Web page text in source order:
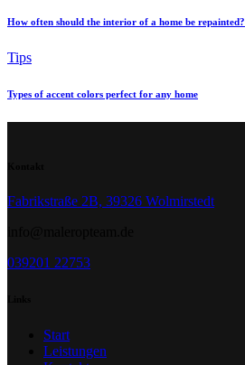
How often should the interior of a home be repainted?
Tips
Types of accent colors perfect for any home
Fabrikstraße 2B, 39326 Wolmirstedt
039201 22753
Start
Leistungen